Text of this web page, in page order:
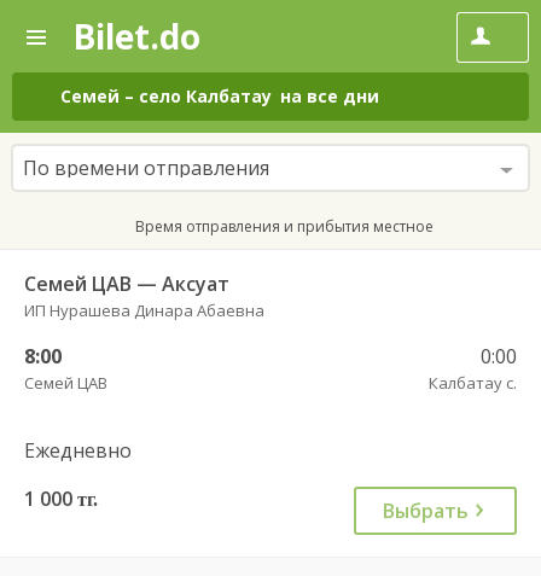
—
Поиск
и
покупка
билетов
на
автобус
онлайн
Bilet.do
Семей – село Калбатау на все дни
По времени отправления
Время отправления и прибытия местное
Семей ЦАВ — Аксуат
ИП Нурашева Динара Абаевна
8:00
Семей ЦАВ
0:00
Калбатау с.
Ежедневно
1 000 тг. Выбрать